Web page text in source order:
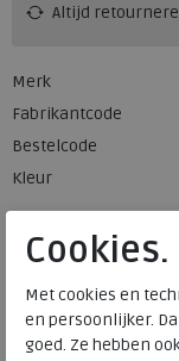
Altijd
Merk
Fabrikantcode
Bestelcode
Kleur
Materiaal
Cookies.
Met cookies en
en persoonlijker.
goed. Ze hebben